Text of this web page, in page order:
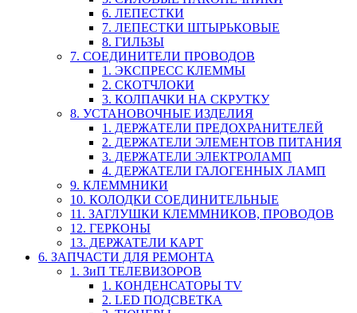
6. ЛЕПЕСТКИ
7. ЛЕПЕСТКИ ШТЫРЬКОВЫЕ
8. ГИЛЬЗЫ
7. СОЕДИНИТЕЛИ ПРОВОДОВ
1. ЭКСПРЕСС КЛЕММЫ
2. СКОТЧЛОКИ
3. КОЛПАЧКИ НА СКРУТКУ
8. УСТАНОВОЧНЫЕ ИЗДЕЛИЯ
1. ДЕРЖАТЕЛИ ПРЕДОХРАНИТЕЛЕЙ
2. ДЕРЖАТЕЛИ ЭЛЕМЕНТОВ ПИТАНИЯ
3. ДЕРЖАТЕЛИ ЭЛЕКТРОЛАМП
4. ДЕРЖАТЕЛИ ГАЛОГЕННЫХ ЛАМП
9. КЛЕММНИКИ
10. КОЛОДКИ СОЕДИНИТЕЛЬНЫЕ
11. ЗАГЛУШКИ КЛЕММНИКОВ, ПРОВОДОВ
12. ГЕРКОНЫ
13. ДЕРЖАТЕЛИ КАРТ
6. ЗАПЧАСТИ ДЛЯ РЕМОНТА
1. ЗиП ТЕЛЕВИЗОРОВ
1. КОНДЕНСАТОРЫ TV
2. LED ПОДСВЕТКА